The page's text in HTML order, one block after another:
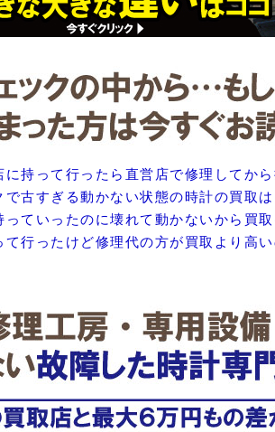
に持って行ったら直営店で修理してか
で古すぎる動かない状態の時計の買取
っていったのに壊れて動かないから買
て行ったけど修理代の方が買取より高